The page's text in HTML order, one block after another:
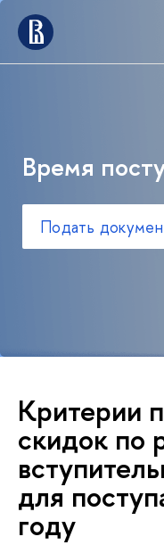
Время
Подать
Критерии
скидок по
для
году